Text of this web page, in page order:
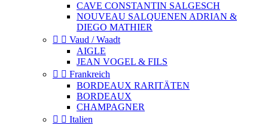
CAVE CONSTANTIN SALGESCH
NOUVEAU SALQUENEN ADRIAN &
DIEGO MATHIER
  Vaud / Waadt
AIGLE
JEAN VOGEL & FILS
  Frankreich
BORDEAUX RARITÄTEN
BORDEAUX
CHAMPAGNER
  Italien